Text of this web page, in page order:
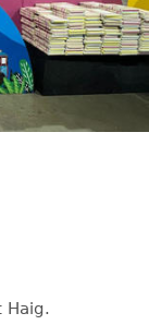
Haig.